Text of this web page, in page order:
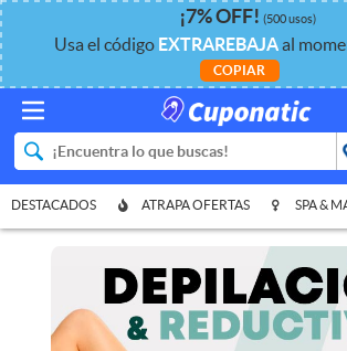
¡7%OFF! (500 usos)
Usa el código EXTRAREBAJAal
COPIAR
DESTACADOS ATRAPA OFERTAS SPA &